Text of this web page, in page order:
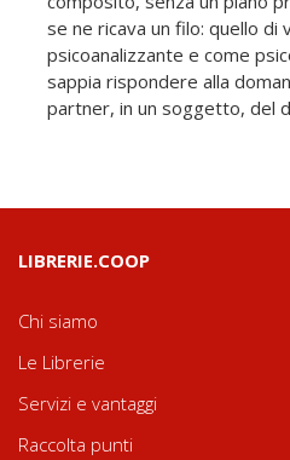
se ne ricava un filo: quello di
psicoanalizzante e come
sappia rispondere alla
partner, in un soggetto, del
LIBRERIE.COOP
Chi siamo
Le Librerie
Servizi e vantaggi
Raccolta punti